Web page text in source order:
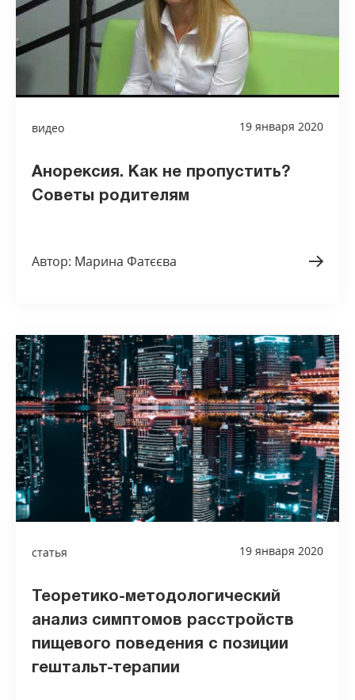
видео 19 января 2020
Анорексия. Как не пропустить?
Советы родителям
Автор: Марина Фатєєва
статья 19 января 2020
Теоретико-методологический
анализ симптомов расстройств
пищевого поведения с позиции
гештальт-терапии